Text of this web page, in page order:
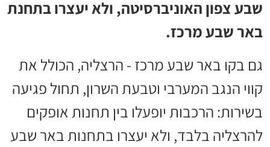
שבע צפון האוניברסיטה, ולא יעצרו בתחנת
באר שבע מרכז.
גם בקו באר שבע מרכז - הרצליה, הכולל את
קווי הנגב המערבי וטבעת השרון, תחול פגיעה
בשירות: הרכבות יופעלו בין תחנות אופקים
להרצליה בלבד, ולא יעצרו בתחנות באר שבע